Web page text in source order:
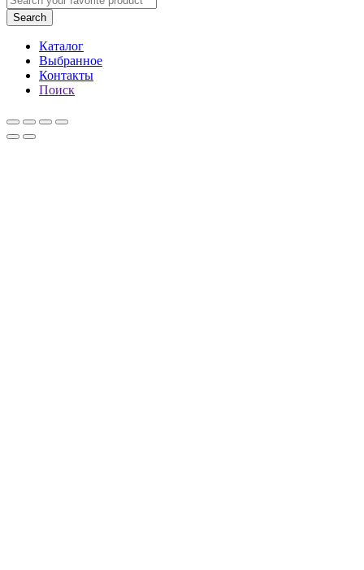
Search
Каталог
Выбранное
Контакты
Поиск